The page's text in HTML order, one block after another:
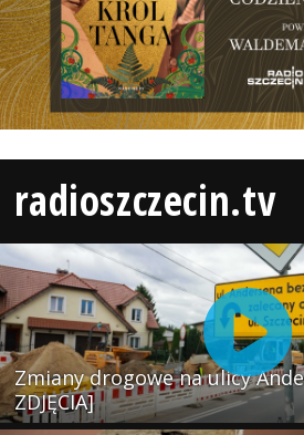
radioszczecin.tv
Zmiany drogowe na ulicy
ZDJĘCIA]